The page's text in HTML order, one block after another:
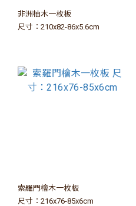
非洲柚木一枚板
尺寸：210x82-86x5.6cm
索羅門檜木一枚板
尺寸：216x76-85x6cm